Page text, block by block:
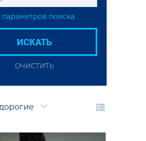
поиска
ИСКАТЬ
ОЧИСТИТЬ